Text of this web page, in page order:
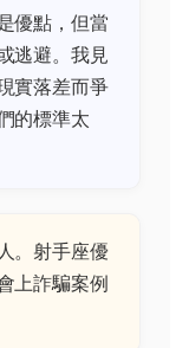
優點，但當
逃避。我見
實落差而爭
的標準太
。射手座優
上詐騙案例